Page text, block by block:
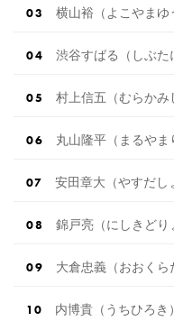
横山裕（よこやまゆ
渋谷すばる（しぶた
村上信五（むらかみ
丸山隆平（まるやま
安田章大（やすだし
錦戸亮（にしきどり
大倉忠義（おおくら
内博貴（うちひろき